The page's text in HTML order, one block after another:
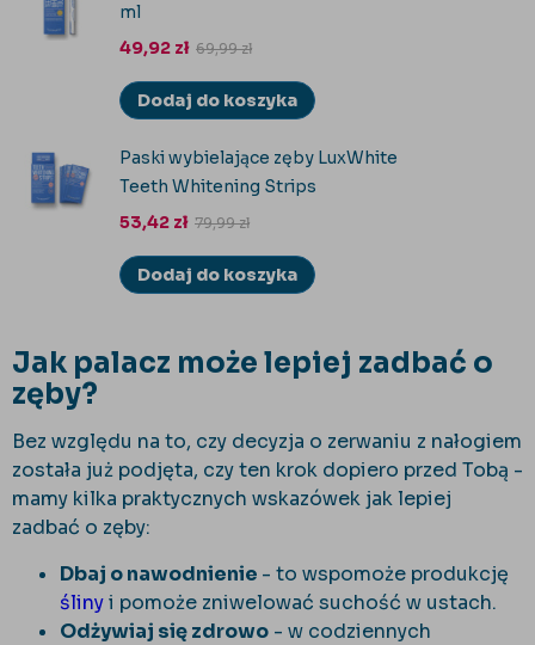
ml
49,92 zł 69,99zł
Dodaj do koszyka
Paski wybielające zęby LuxWhite
Teeth Whitening Strips
53,42 zł 79,99zł
Dodaj do koszyka
Jak palacz może lepiej zadbać o
zęby?
Bez względu na to, czy decyzja o zerwaniu z nałogiem
została już podjęta, czy ten krok dopiero przed Tobą -
mamy kilka praktycznych wskazówek jak lepiej
zadbać o zęby:
Dbaj o nawodnienie - to wspomoże produkcję
ślinyi pomoże zniwelować suchość w ustach.
Odżywiaj się zdrowo - w codziennych